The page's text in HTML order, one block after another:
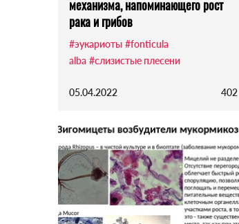
механизма, напоминающего рост
рака и грибов
#эукариоты #fonticula
alba #слизистые плесени
05.04.2022 402